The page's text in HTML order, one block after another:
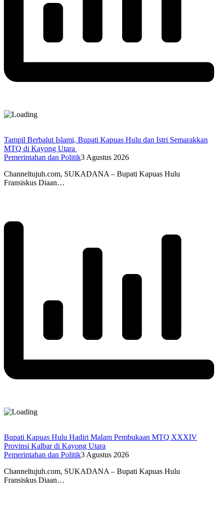
Tampil Berbalut Islami, Bupati Kapuas Hulu dan Istri Semarakkan
MTQ di Kayong Utara
Pemerintahan dan Politik3 Agustus 2026
Channeltujuh.com, SUKADANA – Bupati Kapuas Hulu
Fransiskus Diaan…
Bupati Kapuas Hulu Hadiri Malam Pembukaan MTQ XXXIV
Provinsi Kalbar di Kayong Utara
Pemerintahan dan Politik3 Agustus 2026
Channeltujuh.com, SUKADANA – Bupati Kapuas Hulu
Fransiskus Diaan…